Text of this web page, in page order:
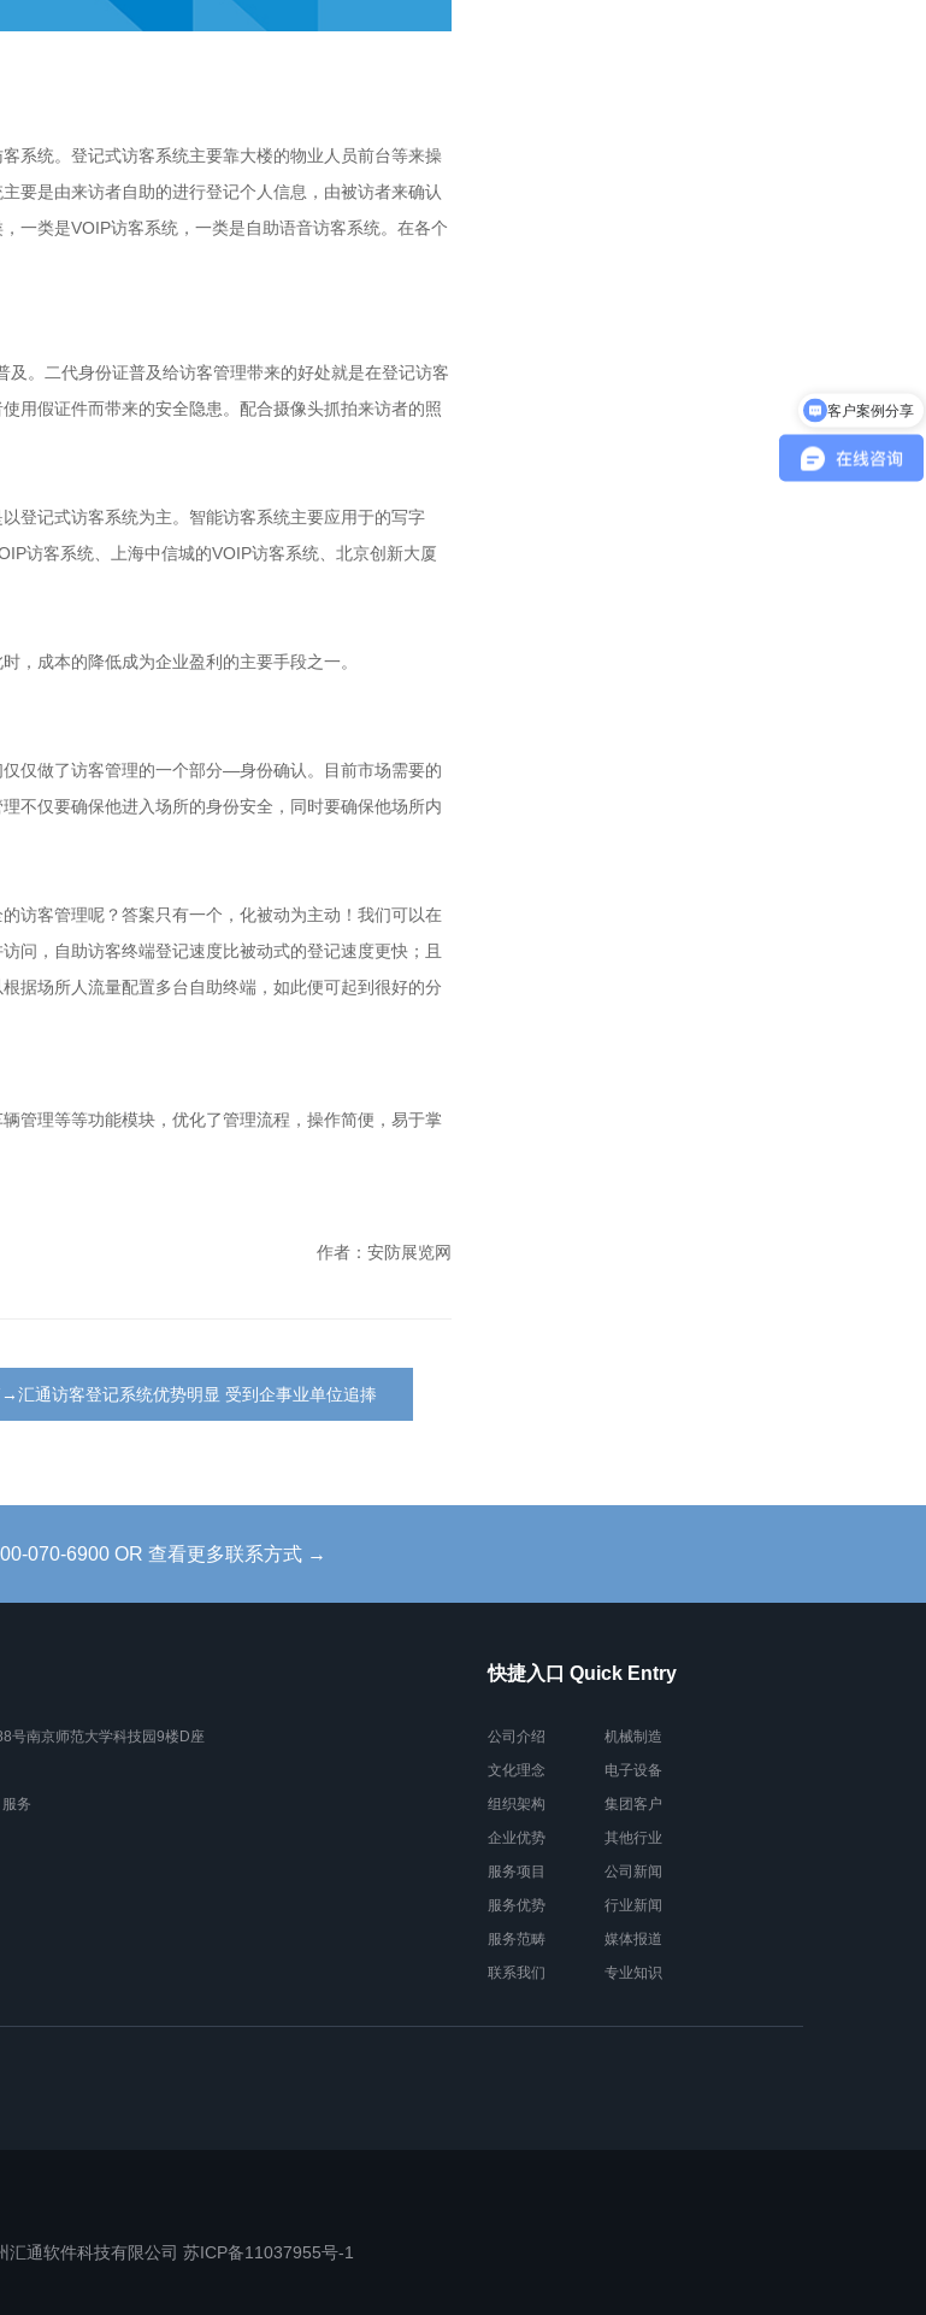
系统。登记式访客系统主要靠大楼的物业人员前台等来操
要是由来访者自助的进行登记个人信息，由被访者来确认
一类是VOIP访客系统，一类是自助语音访客系统。在各个
。二代身份证普及给访客管理带来的好处就是在登记访客
用假证件而带来的安全隐患。配合摄像头抓拍来访者的照
登记式访客系统为主。智能访客系统主要应用于的写字
访客系统、上海中信城的VOIP访客系统、北京创新大厦
，成本的降低成为企业盈利的主要手段之一。
仅做了访客管理的一个部分—身份确认。目前市场需要的
不仅要确保他进入场所的身份安全，同时要确保他场所内
访客管理呢？答案只有一个，化被动为主动！我们可以在
问，自助访客终端登记速度比被动式的登记速度更快；且
据场所人流量配置多台自助终端，如此便可起到很好的分
管理等等功能模块，优化了管理流程，操作简便，易于掌
作者：安防展览网
汇通访客登记系统优势明显 受到企事业单位追捧
070-6900 OR 查看更多联系方式 →
号南京师范大学科技园9楼D座
务
快捷入口 Quick Entry
公司介绍
文化理念
组织架构
企业优势
服务项目
服务优势
服务范畴
联系我们
机械制造
电子设备
集团客户
其他行业
公司新闻
行业新闻
媒体报道
专业知识
汇通软件科技有限公司 苏ICP备11037955号-1
客户案例分享